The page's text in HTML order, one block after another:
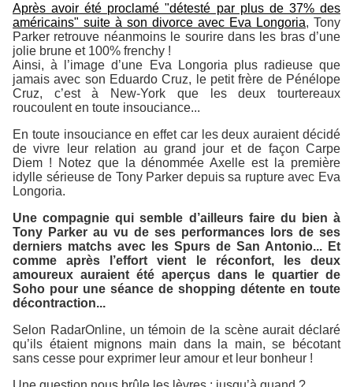
Après avoir été proclamé "détesté par plus de 37% des
américains" suite à son divorce avec Eva Longoria, Tony
Parker retrouve néanmoins le sourire dans les bras d’une
jolie brune et 100% frenchy !
Ainsi, à l’image d’une Eva Longoria plus radieuse que
jamais avec son Eduardo Cruz, le petit frère de Pénélope
Cruz, c’est à New-York que les deux tourtereaux
roucoulent en toute insouciance...
En toute insouciance en effet car les deux auraient décidé
de vivre leur relation au grand jour et de façon Carpe
Diem ! Notez que la dénommée Axelle est la première
idylle sérieuse de Tony Parker depuis sa rupture avec Eva
Longoria.
Une compagnie qui semble d’ailleurs faire du bien à
Tony Parker au vu de ses performances lors de ses
derniers matchs avec les Spurs de San Antonio... Et
comme après l’effort vient le réconfort, les deux
amoureux auraient été aperçus dans le quartier de
Soho pour une séance de shopping détente en toute
décontraction...
Selon RadarOnline, un témoin de la scène aurait déclaré
qu’ils étaient mignons main dans la main, se bécotant
sans cesse pour exprimer leur amour et leur bonheur !